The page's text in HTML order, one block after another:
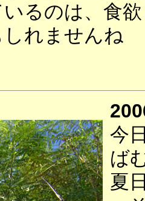
るのは、食欲
れませんね
今
ば
夏